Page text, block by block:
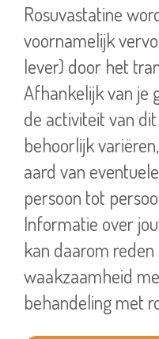
Rosuvastatine
voornamelijk
lever) door het
Afhankelijk van je
de activiteit van
behoorlijk
aard van
persoon tot
Informatie over
kan daarom
waakzaamheid
behandeling met